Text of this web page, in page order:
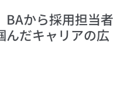
から採用担当者
んだキャリアの広